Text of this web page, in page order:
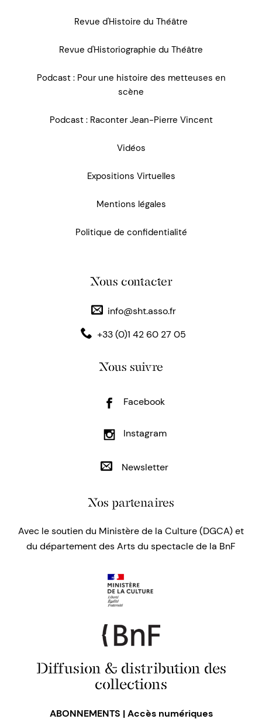
Revue d'Histoire du Théâtre
Revue d'Historiographie du Théâtre
Podcast : Pour une histoire des metteuses en
scène
Podcast : Raconter Jean-Pierre Vincent
Vidéos
Expositions Virtuelles
Mentions légales
Politique de confidentialité
Nous contacter
info@sht.asso.fr
+33 (0)1 42 60 27 05
Nous suivre
Facebook
Instagram
Newsletter
Nos partenaires
Avec le soutien du Ministère de la Culture (DGCA) et
du département des Arts du spectacle de la BnF
Diffusion & distribution des
collections
ABONNEMENTS | Accès numériques